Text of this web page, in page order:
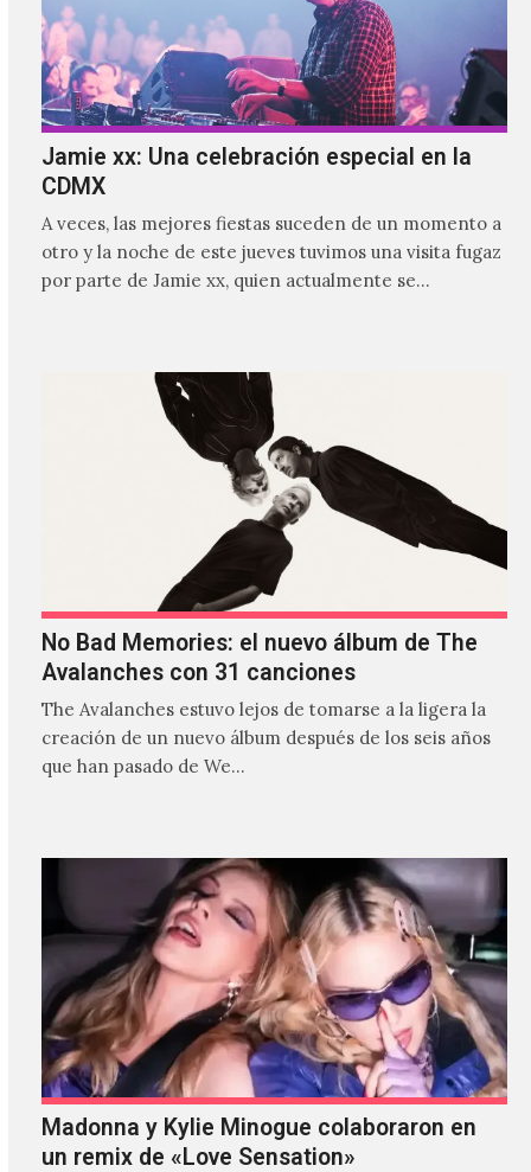
Jamie xx: Una celebración especial en la
CDMX
A veces, las mejores fiestas suceden de un momento a
otro y la noche de este jueves tuvimos una visita fugaz
por parte de Jamie xx, quien actualmente se
No Bad Memories: el nuevo álbum de The
Avalanches con 31 canciones
The Avalanches estuvo lejos de tomarse a la ligera la
creación de un nuevo álbum después de los seis años
que han pasado de We…
Madonna y Kylie Minogue colaboraron en
un remix de «Love Sensation»